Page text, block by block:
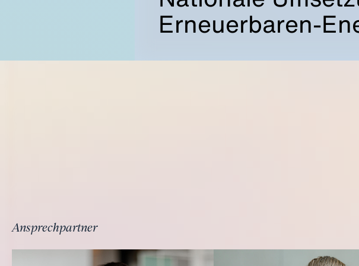
Erneuerbaren-
Ansprechpartner